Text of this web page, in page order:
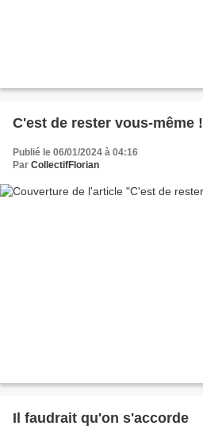
C'est de rester vous-même !
Publié le 06/01/2024 à 04:16
Par CollectifFlorian
Il faudrait qu'on s'accorde